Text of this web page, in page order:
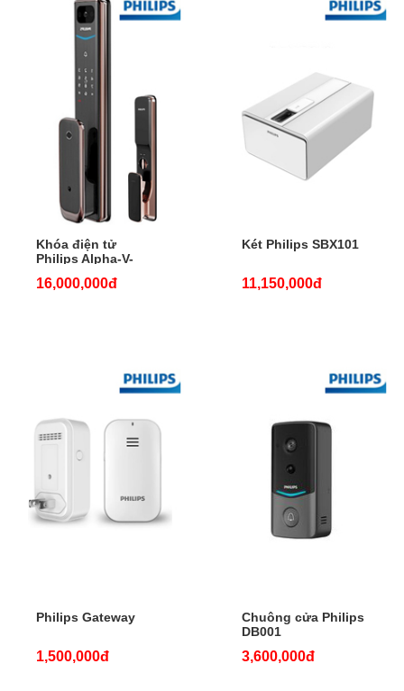
Khóa điện tử
Philips Alpha-V-
16,000,000đ
Két Philips SBX101
11,150,000đ
Philips Gateway
1,500,000đ
Chuông cửa Philips
DB001
3,600,000đ